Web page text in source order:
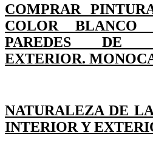
COMPRAR
COLOR BLANCO
PAREDES DE
EXTERIOR.
NATURALEZA DE
INTERIOR Y